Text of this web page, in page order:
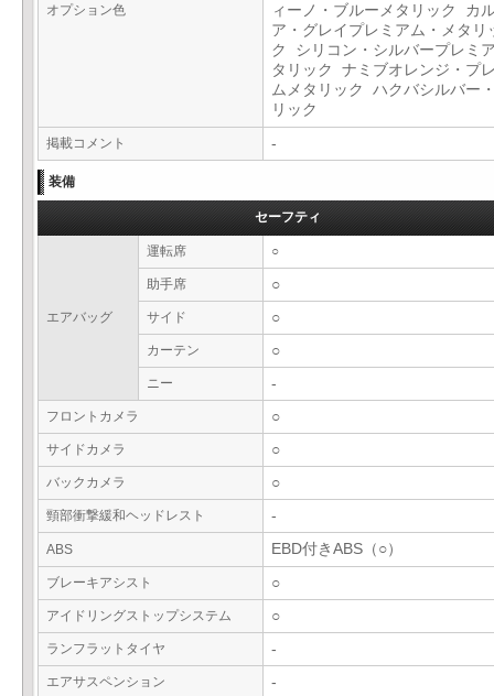
オプション色
ィーノ・ブルーメタリック カ
ア・グレイプレミアム・メタリ
ク シリコン・シルバープレミ
タリック ナミブオレンジ・プ
ムメタリック ハクバシルバー
リック
掲載コメント -
装備
セーフティ
エアバッグ
運転席 ○
助手席 ○
サイド ○
カーテン ○
ニー -
フロントカメラ ○
サイドカメラ ○
バックカメラ ○
頸部衝撃緩和ヘッドレスト -
ABS EBD付きABS（○）
ブレーキアシスト ○
アイドリングストップシステム ○
ランフラットタイヤ -
エアサスペンション -